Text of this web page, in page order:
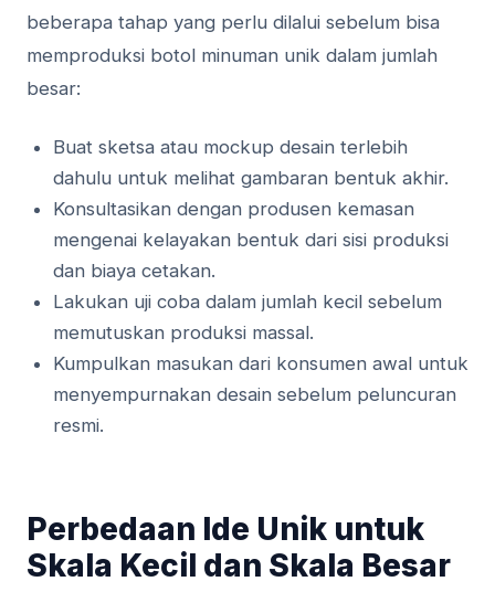
beberapa tahap yang perlu dilalui sebelum bisa
memproduksi botol minuman unik dalam jumlah
besar:
Buat sketsa atau mockup desain terlebih
dahulu untuk melihat gambaran bentuk akhir.
Konsultasikan dengan produsen kemasan
mengenai kelayakan bentuk dari sisi produksi
dan biaya cetakan.
Lakukan uji coba dalam jumlah kecil sebelum
memutuskan produksi massal.
Kumpulkan masukan dari konsumen awal untuk
menyempurnakan desain sebelum peluncuran
resmi.
Perbedaan Ide Unik untuk
Skala Kecil dan Skala Besar